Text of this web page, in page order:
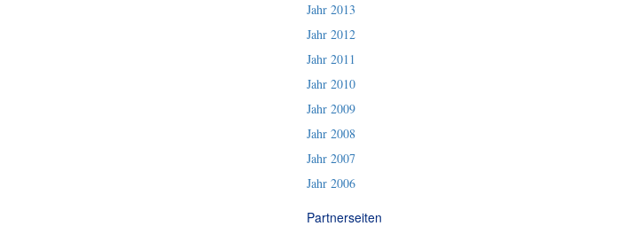
Jahr 2013
Jahr 2012
Jahr 2011
Jahr 2010
Jahr 2009
Jahr 2008
Jahr 2007
Jahr 2006
Partnerseiten